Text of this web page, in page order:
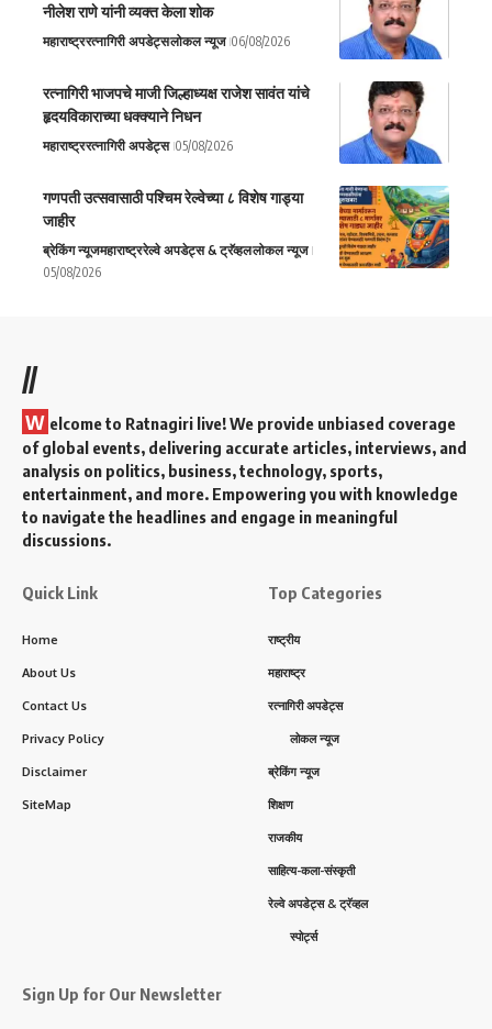
नीलेश राणे यांनी व्यक्त केला शोक
महाराष्ट्ररत्नागिरी अपडेट्सलोकल न्यूज 06/08/2026
रत्नागिरी भाजपचे माजी जिल्हाध्यक्ष राजेश सावंत यांचे
हृदयविकाराच्या धक्क्याने निधन
महाराष्ट्ररत्नागिरी अपडेट्स 05/08/2026
गणपती उत्सवासाठी पश्चिम रेल्वेच्या ८ विशेष गाड्या
जाहीर
ब्रेकिंग न्यूजमहाराष्ट्ररेल्वे अपडेट्स & ट्रॅव्हललोकल न्यूज
05/08/2026
//
W elcome to Ratnagiri live! We provide unbiased coverage
of global events, delivering accurate articles, interviews, and
analysis on politics, business, technology, sports,
entertainment, and more. Empowering you with knowledge
to navigate the headlines and engage in meaningful
discussions.
Quick Link
Home
About Us
Contact Us
Privacy Policy
Disclaimer
SiteMap
Top Categories
राष्ट्रीय
महाराष्ट्र
रत्नागिरी अपडेट्स
लोकल न्यूज
ब्रेकिंग न्यूज
शिक्षण
राजकीय
साहित्य-कला-संस्कृती
रेल्वे अपडेट्स & ट्रॅव्हल
स्पोर्ट्स
Sign Up for Our Newsletter